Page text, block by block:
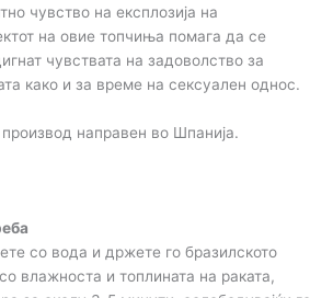
чувство на експлозија на
на овие топчиња помага да се
чувствата на задоволство за
како и за време на сексуален однос.
направен во Шпанија.
со вода и држете го бразилското
влажноста и топлината на раката,